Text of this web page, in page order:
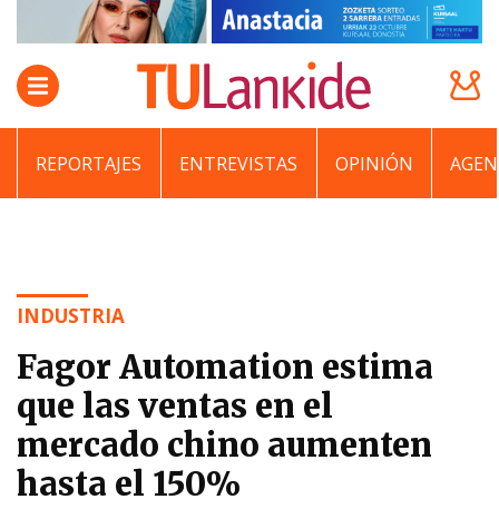
REPORTAJES ENTREVISTAS OPINIÓN
INDUSTRIA
Fagor Automation estima
que las ventas en el
mercado chino aumenten
hasta el 150%